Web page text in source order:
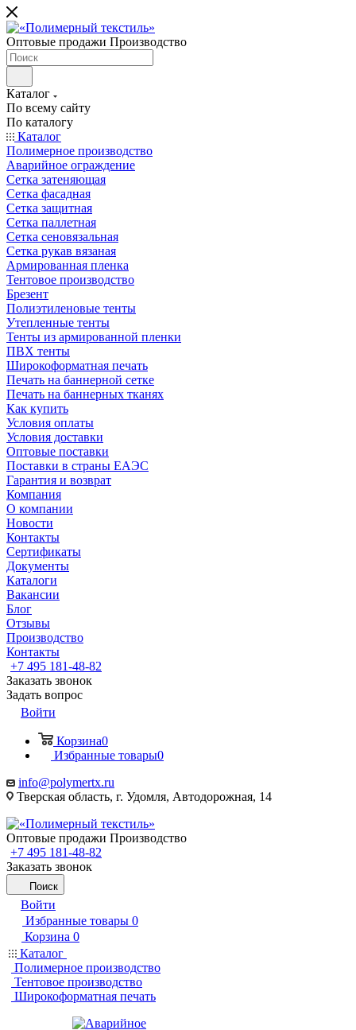
Оптовые продажи Производство
Каталог
По всему сайту
По каталогу
Каталог
Полимерное производство
Аварийное ограждение
Сетка затеняющая
Сетка фасадная
Сетка защитная
Сетка паллетная
Сетка сеновязальная
Сетка рукав вязаная
Армированная пленка
Тентовое производство
Брезент
Полиэтиленовые тенты
Утепленные тенты
Тенты из армированной пленки
ПВХ тенты
Широкоформатная печать
Печать на баннерной сетке
Печать на баннерных тканях
Как купить
Условия оплаты
Условия доставки
Оптовые поставки
Поставки в страны ЕАЭС
Гарантия и возврат
Компания
О компании
Новости
Контакты
Сертификаты
Документы
Каталоги
Вакансии
Блог
Отзывы
Производство
Контакты
+7 495 181-48-82
Заказать звонок
Задать вопрос
Войти
Корзина0
Избранные товары0
info@polymertx.ru
Тверская область, г. Удомля, Автодорожная, 14
Оптовые продажи Производство
+7 495 181-48-82
Заказать звонок
Поиск
Войти
Избранные товары 0
Корзина 0
Каталог
Полимерное производство
Тентовое производство
Широкоформатная печать